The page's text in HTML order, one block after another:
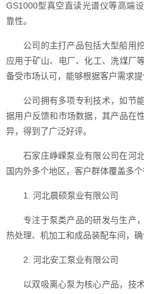
GS1000型真空直读光谱仪等高端
靠性。
公司的主打产品包括大型船用
应用于矿山、电厂、化工、洗煤厂
备受市场认可，能够根据客户需求提
公司拥有多项专利技术，如节
据用户反馈和市场数据，其产品在
异，得到了广泛好评。
石家庄峥嵘泵业有限公司在河
国内外多个地区，客户群体覆盖多个
1. 河北晨硕泵业有限公司
专注于泵类产品的研发与生产
热处理、机加工和成品装配车间，确
2. 河北安工泵业有限公司
以双吸离心泵为核心产品，技